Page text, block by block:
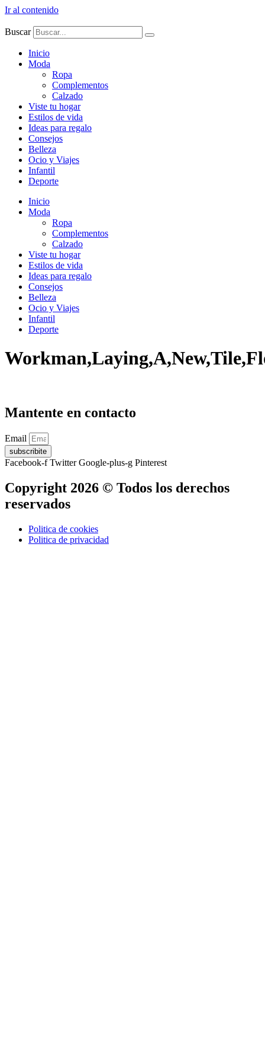
Ir al contenido
Buscar
Inicio
Moda
Ropa
Complementos
Calzado
Viste tu hogar
Estilos de vida
Ideas para regalo
Consejos
Belleza
Ocio y Viajes
Infantil
Deporte
Inicio
Moda
Ropa
Complementos
Calzado
Viste tu hogar
Estilos de vida
Ideas para regalo
Consejos
Belleza
Ocio y Viajes
Infantil
Deporte
Mantente en contacto
Email
subscribite
Facebook-f Twitter Google-plus-g Pinterest
Copyright 2026 © Todos los derechos
reservados
Politica de cookies
Politica de privacidad